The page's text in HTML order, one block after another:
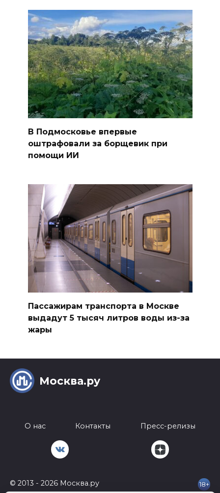
В Подмосковье впервые
оштрафовали за борщевик при
помощи ИИ
Пассажирам транспорта в Москве
выдадут 5 тысяч литров воды из-за
жары
Москва.ру
О нас Контакты Пресс-релизы
© 2013 - 2026 Москва.ру 18+